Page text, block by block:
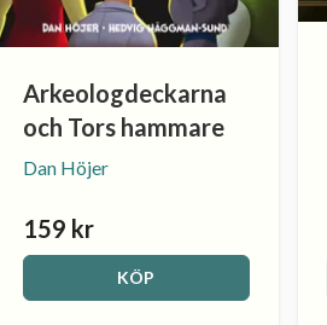
Arkeologdeckarna
och Tors hammare
Dan Höjer
159 kr
KÖP